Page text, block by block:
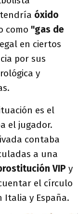
óxido
como "gas de
en ciertos
por sus
y
es el
el jugador.
contaba
a una
VIP y
el círculo
y España.